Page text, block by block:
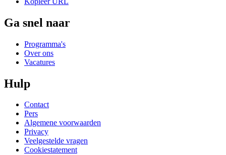
Ga snel naar
Programma's
Over ons
Vacatures
Hulp
Contact
Pers
Algemene voorwaarden
Privacy
Veelgestelde vragen
Cookiestatement